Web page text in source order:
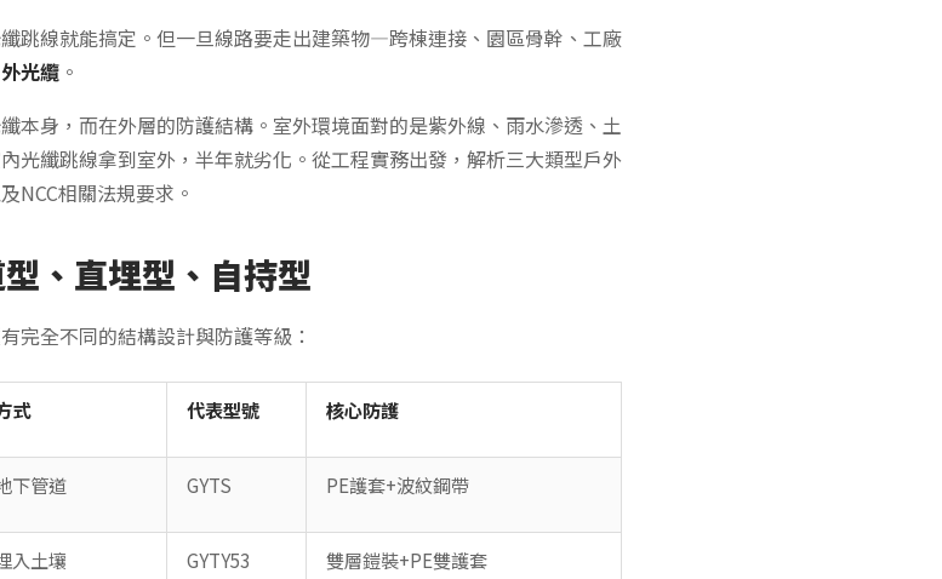
跳線就能搞定。但一旦線路要走出建築物—跨棟連接、園區骨幹、工廠
光纜 。
本身，而在外層的防護結構。室外環境面對的是紫外線、雨水滲透、土
光纖跳線拿到室外，半年就劣化。從工程實務出發，解析三大類型戶外
NCC相關法規要求。
、直埋型、自持型
完全不同的結構設計與防護等級：
式 代表型號 核心防護
下管道 GYTS PE護套+波紋鋼帶
入土壤 GYTY53 雙層鎧裝+PE雙護套